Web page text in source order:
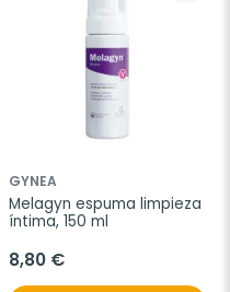
GYNEA
Melagyn espuma limpieza
íntima, 150 ml
8,80 €